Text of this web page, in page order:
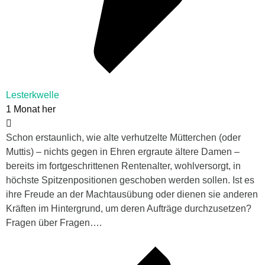
Lesterkwelle
1 Monat her
Schon erstaunlich, wie alte verhutzelte Mütterchen (oder
Muttis) – nichts gegen in Ehren ergraute ältere Damen –
bereits im fortgeschrittenen Rentenalter, wohlversorgt, in
höchste Spitzenpositionen geschoben werden sollen. Ist es
ihre Freude an der Machtausübung oder dienen sie anderen
Kräften im Hintergrund, um deren Aufträge durchzusetzen?
Fragen über Fragen….